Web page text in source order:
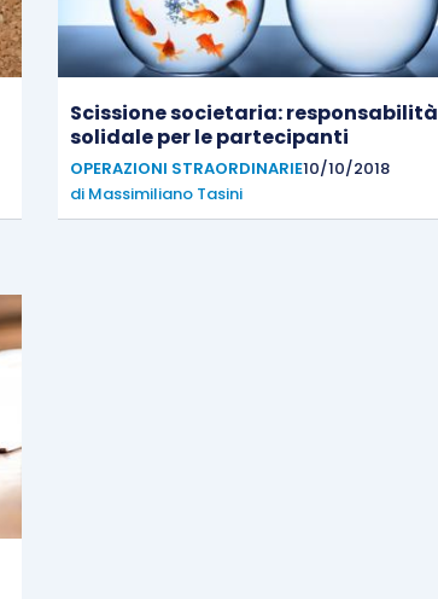
Scissione societaria: responsabilità
solidale per le partecipanti
OPERAZIONI STRAORDINARIE10/10/2018
di Massimiliano Tasini